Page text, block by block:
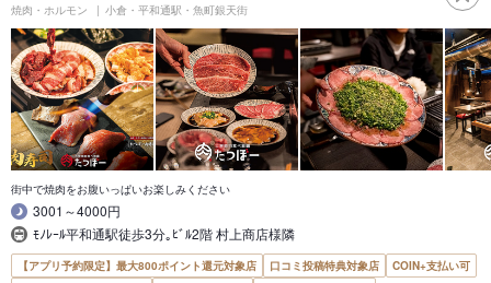
焼肉・ホルモン 小倉・平和通駅・魚町銀天街
街中で焼肉をお腹いっぱいお楽しみください
3001～4000円
ﾓﾉﾚｰﾙ平和通駅徒歩3分｡ﾋﾞﾙ2階 村上商店様隣
【アプリ予約限定】最大800ポイント還元対象店 口コミ投稿特典対象店
COIN+支払い可